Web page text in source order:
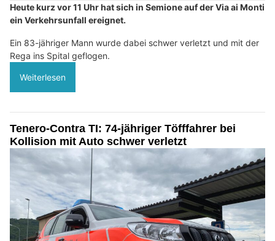
Heute kurz vor 11 Uhr hat sich in Semione auf der Via ai Monti
ein Verkehrsunfall ereignet.
Ein 83-jähriger Mann wurde dabei schwer verletzt und mit der
Rega ins Spital geflogen.
Weiterlesen
Tenero-Contra TI: 74-jähriger Töfffahrer bei
Kollision mit Auto schwer verletzt